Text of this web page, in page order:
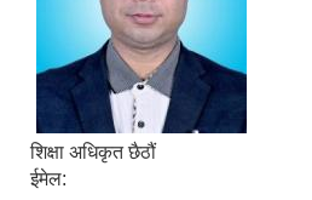
शिक्षा अधिकृत छैठौं
ईमेल: